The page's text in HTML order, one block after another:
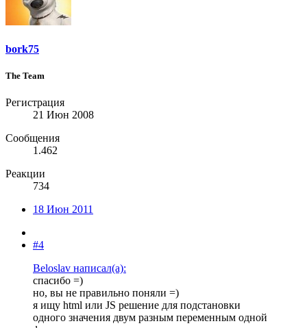
bork75
The Team
Регистрация
21 Июн 2008
Сообщения
1.462
Реакции
734
18 Июн 2011
#4
Beloslav написал(а):
спасибо =)
но, вы не правильно поняли =)
я ищу html или JS решение для подстановки
одного значения двум разным переменным одной